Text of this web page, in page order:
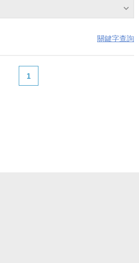
關鍵字查詢
1